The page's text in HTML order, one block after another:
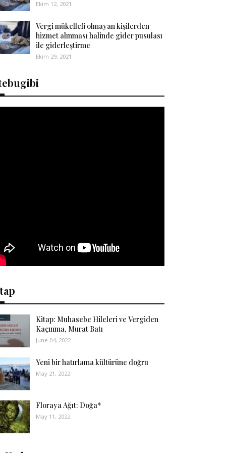
Ekim 12, 2021
Vergi mükellefi olmayan kişilerden
hizmet alınması halinde gider pusulası
ile giderleştirme
Ekim 29, 2021
Kitap: Muhasebe Hileleri ve Vergiden
Kaçınma, Murat Batı
June 04, 2022
Yeni bir hatırlama kültürüne doğru
May 21, 2022
Floraya Ağıt: Doğa*
May 11, 2022